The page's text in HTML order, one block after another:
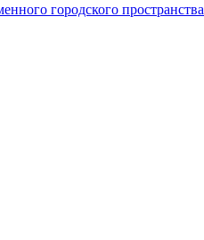
городского пространства